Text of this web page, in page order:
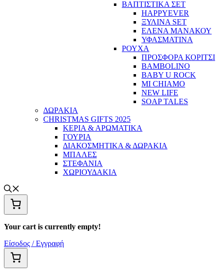
ΒΑΠΤΙΣΤΙΚΑ ΣΕΤ
HAPPYEVER
ΞΥΛΙΝΑ SET
ΕΛΕΝΑ ΜΑΝΑΚΟΥ
ΥΦΑΣΜΑΤΙΝΑ
ΡΟΥΧΑ
ΠΡΟΣΦΟΡΑ ΚΟΡΙΤΣΙ
BAMBOLINO
BABY U ROCK
MI CHIAMO
NEW LIFE
SOAP TALES
ΔΩΡΑΚΙΑ
CHRISTMAS GIFTS 2025
ΚΕΡΙΑ & ΑΡΩΜΑΤΙΚΑ
ΓΟΥΡΙΑ
ΔΙΑΚΟΣΜΗΤΙΚΑ & ΔΩΡΑΚΙΑ
ΜΠΑΛΕΣ
ΣΤΕΦΑΝΙΑ
ΧΩΡΙΟΥΔΑΚΙΑ
Your cart is currently empty!
Είσοδος / Εγγραφή